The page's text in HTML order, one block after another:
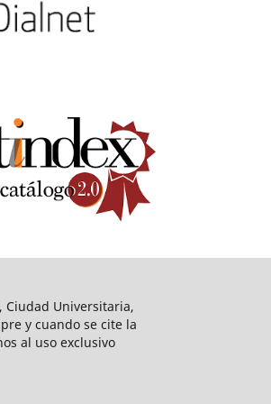
Ciudad Universitaria,
y cuando se cite la
al uso exclusivo